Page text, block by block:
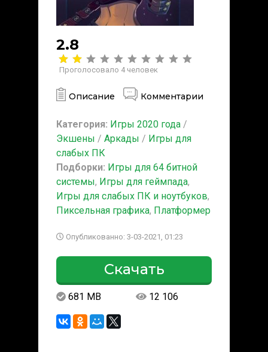
2.8
Проголосовало 4человек
Описание Комментарии
Категория: Игры 2020 года /
Экшены / Аркады / Игры для
слабых ПК
Подборки: Игры для 64 битной
системы, Игры для геймпада,
Игры для слабых ПК и ноутбуков,
Пиксельная графика, Платформер
Опубликованно: 3-03-2021, 01:23
Скачать
681 MB 12 106